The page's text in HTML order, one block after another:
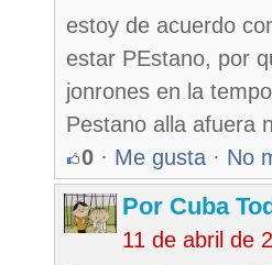
estoy de acuerdo
estar PEstano, por
jonrones en la
Pestano alla afuera
0 · Me gusta · No
Por Cuba
11 de abril de